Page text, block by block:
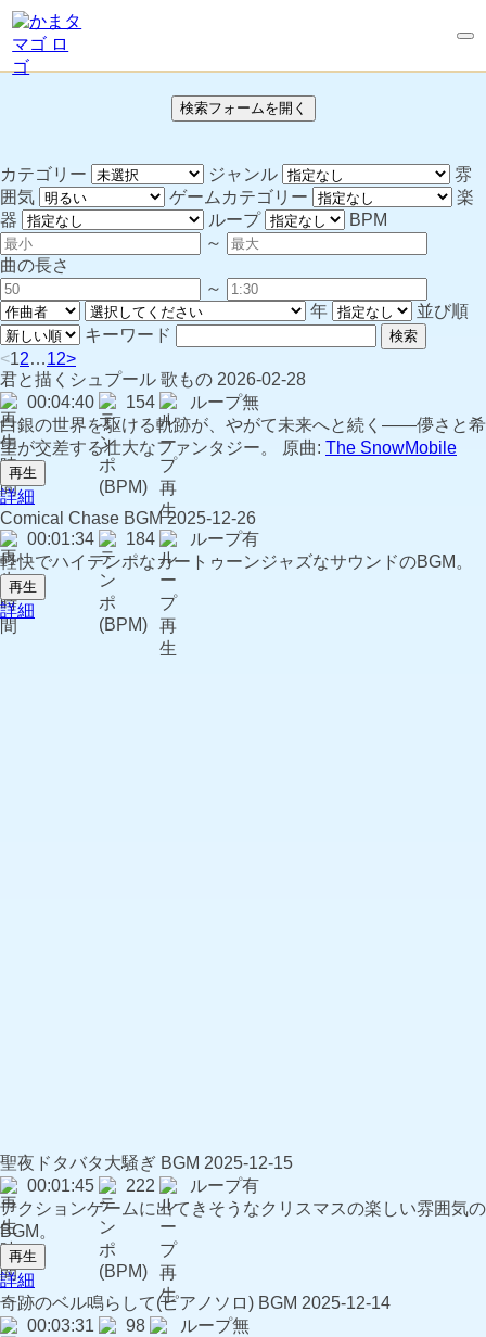
検索フォームを開く
カテゴリー ジャンル
雰
囲気
ゲームカテゴリー
楽
器
ループ
BPM
～
曲の長さ
～
年
並び順
キーワード
検索
<12…12>
君と描くシュプール 歌もの 2026-02-28
00:04:40
154
ループ無
白銀の世界を駆ける軌跡が、やがて未来へと続く――儚さと希
望が交差する壮大なファンタジー。 原曲: The SnowMobile
再生
詳細
Comical Chase BGM 2025-12-26
00:01:34
184
ループ有
軽快でハイテンポなカートゥーンジャズなサウンドのBGM。
再生
詳細
聖夜ドタバタ大騒ぎ BGM 2025-12-15
00:01:45
222
ループ有
アクションゲームに出てきそうなクリスマスの楽しい雰囲気の
BGM。
再生
詳細
奇跡のベル鳴らして(ピアノソロ) BGM 2025-12-14
00:03:31
98
ループ無